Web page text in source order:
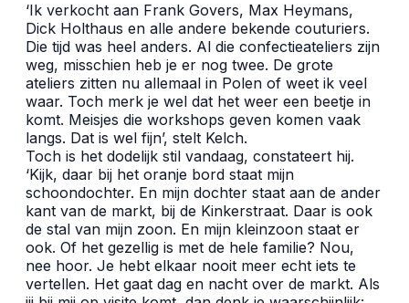
‘Ik verkocht aan Frank Govers, Max Heymans,
Dick Holthaus en alle andere bekende couturiers.
Die tijd was heel anders. Al die confectieateliers zijn
weg, misschien heb je er nog twee. De grote
ateliers zitten nu allemaal in Polen of weet ik veel
waar. Toch merk je wel dat het weer een beetje in
komt. Meisjes die workshops geven komen vaak
langs. Dat is wel fijn’, stelt Kelch.
Toch is het dodelijk stil vandaag, constateert hij.
‘Kijk, daar bij het oranje bord staat mijn
schoondochter. En mijn dochter staat aan de ander
kant van de markt, bij de Kinkerstraat. Daar is ook
de stal van mijn zoon. En mijn kleinzoon staat er
ook. Of het gezellig is met de hele familie? Nou,
nee hoor. Je hebt elkaar nooit meer echt iets te
vertellen. Het gaat dag en nacht over de markt. Als